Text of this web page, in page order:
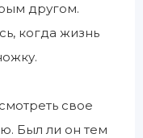
другом.
когда жизнь
свое
Был ли он тем